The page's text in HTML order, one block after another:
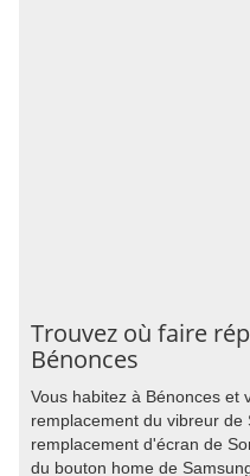
Trouvez où faire
Bénonces
Vous habitez à Bénonces et
remplacement du vibreur de
remplacement d'écran de
du bouton home de